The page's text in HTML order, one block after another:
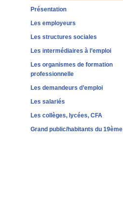
Présentation
Les employeurs
Les structures sociales
Les intermédiaires à l’emploi
Les organismes de formation
professionnelle
Les demandeurs d’emploi
Les salariés
Les collèges, lycées, CFA
Grand public/habitants du 19ème